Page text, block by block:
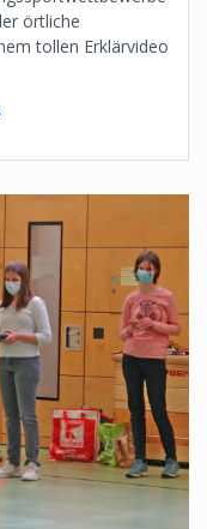
örtliche
tollen Erklärvideo